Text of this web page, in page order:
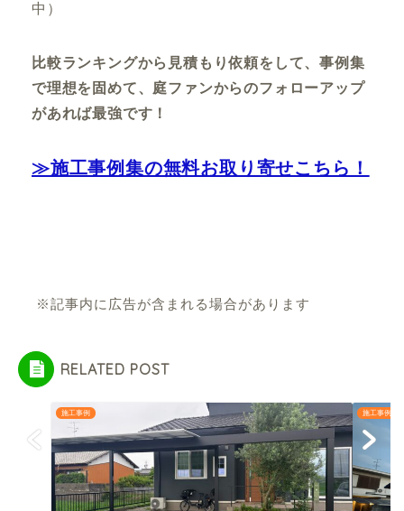
中）
比較ランキングから見積もり依頼をして、事例集
で理想を固めて、庭ファンからのフォローアップ
があれば最強です！
≫施工事例集の無料お取り寄せこちら！
※記事内に広告が含まれる場合があります
RELATED POST
施工事例 施工事例